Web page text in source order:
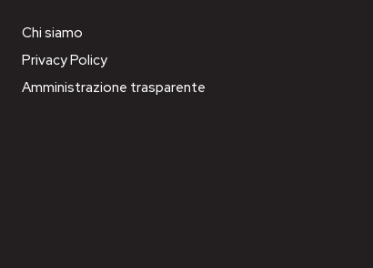
Chi siamo
Privacy Policy
Amministrazione trasparente